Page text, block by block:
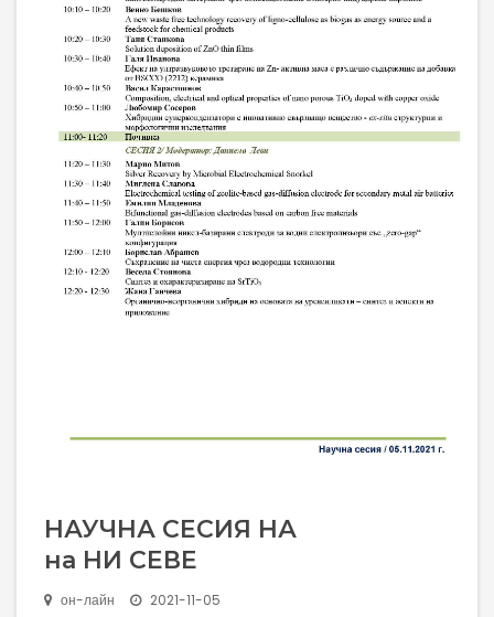
НАУЧНА СЕСИЯ НА
на НИ СЕВЕ
он-лайн 2021-11-05